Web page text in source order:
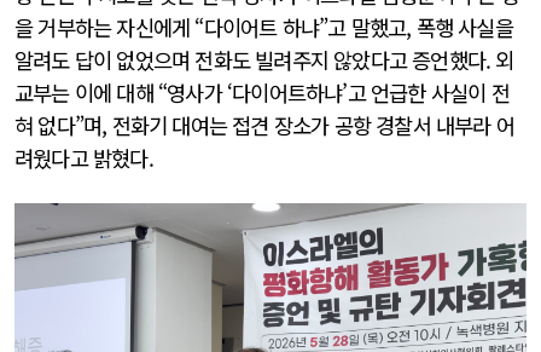
을 거부하는 자신에게 “다이어트 하냐”고 말했고, 폭행 사실을
알려도 답이 없었으며 전화도 빌려주지 않았다고 증언했다. 외
교부는 이에 대해 “영사가 ‘다이어트하냐’고 언급한 사실이 전
혀 없다”며, 전화기 대여는 접견 장소가 공항 경찰서 내부라 어
려웠다고 밝혔다.